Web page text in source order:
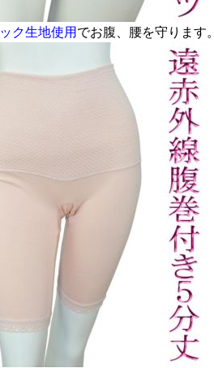
ク生地使用 でお腹、腰を守ります。